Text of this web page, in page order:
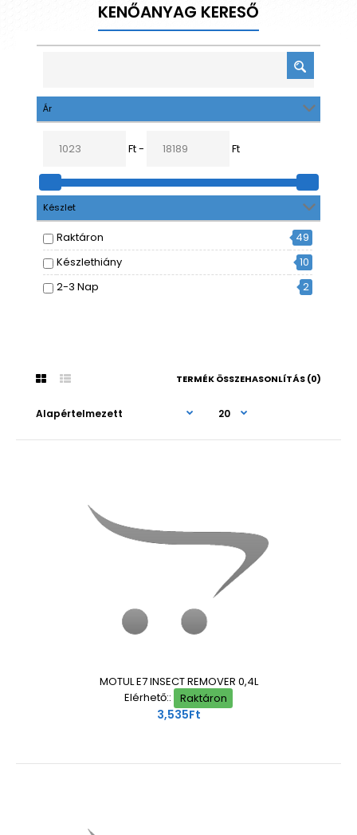
KENŐANYAG KERESŐ
Ár
Ft - Ft
Készlet
Raktáron
49
Készlethiány
10
2-3 Nap
2
TERMÉK ÖSSZEHASONLÍTÁS (0)
MOTUL E7 INSECT REMOVER 0,4L
Elérhető::
Raktáron
3,535Ft